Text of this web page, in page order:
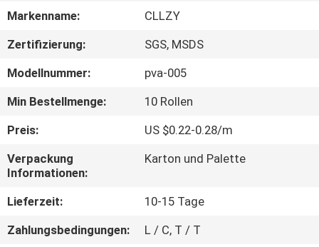
QUALITÄTSKONTROLLE
NEUIGKEITEN
BITTE UM
EIN
Markenname:
CLLZY
Zertifizierung:
SGS, MSDS
Modellnummer:
pva-005
Min Bestellmenge:
10 Rollen
Preis:
US $0.22-0.28/m
Verpackung
Informationen:
Karton und Palette
Lieferzeit:
10-15 Tage
Zahlungsbedingungen:
L / C, T / T